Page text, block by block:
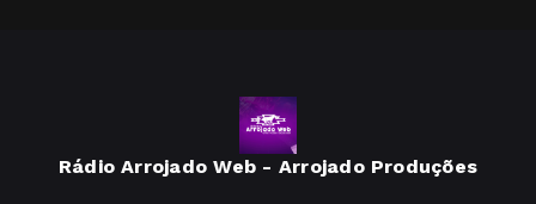
Rádio Arrojado Web - Arrojado Produções